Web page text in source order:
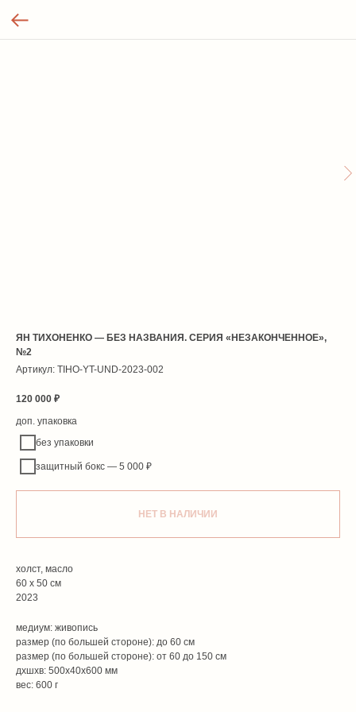
ЯН ТИХОНЕНКО — БЕЗ НАЗВАНИЯ. СЕРИЯ «НЕЗАКОНЧЕННОЕ»,
№2
Артикул: TIHO-YT-UND-2023-002
120 000 ₽
доп. упаковка
без упаковки
защитный бокс — 5 000 ₽
НЕТ В НАЛИЧИИ
холст, масло
60 х 50 см
2023
медиум: живопись
размер (по большей стороне): до 60 см
размер (по большей стороне): от 60 до 150 см
дxшxв: 500x40x600 мм
вес: 600 г